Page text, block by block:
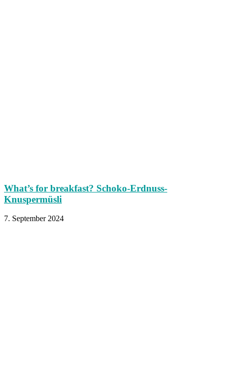
What’s for breakfast? Schoko-Erdnuss-
Knuspermüsli
7. September 2024